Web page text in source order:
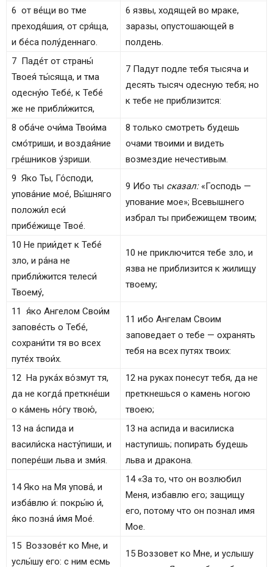
6 от ве́щи во тме
преходя́шия, от сря́ща,
и бе́са полу́деннаго.
6 язвы, ходящей во мраке,
заразы, опустошающей в
полдень.
7 Паде́т от страны́
Твоея́ ты́сяща, и тма
одесну́ю Тебе́, к Тебе́
же не прибли́жится,
7 Падут подле тебя тысяча и
десять тысяч одесную тебя; но
к тебе не приблизится:
8 оба́че очи́ма Твои́ма
смо́триши, и воздая́ние
гре́шников у́зриши.
8 только смотреть будешь
очами твоими и видеть
возмездие нечестивым.
9 Яко Ты, Го́споди,
упова́ние мое́, Вы́шняго
положи́л еси́
прибе́жище Твое́.
9 Ибо ты сказал:«Господь —
упование мое»; Всевышнего
избрал ты прибежищем твоим;
10 Не прии́дет к Тебе́
зло, и ра́на не
прибли́жится телеси́
Твоему́,
10 не приключится тебе зло, и
язва не приблизится к жилищу
твоему;
11 я́ко Ангелом Свои́м
запове́сть о Тебе́,
сохрани́ти тя во всех
путе́х твои́х.
11 ибо Ангелам Своим
заповедает о тебе — охранять
тебя на всех путях твоих:
12 На рука́х во́змут тя,
да не когда́ преткне́ши
о ка́мень но́гу твою́,
12 на руках понесут тебя, да не
преткнешься о камень ногою
твоею;
13 на а́спида и
васили́ска насту́пиши, и
попере́ши льва и зми́я.
13 на аспида и василиска
наступишь; попирать будешь
льва и дракона.
14 Яко на Мя упова́, и
изба́влю и́: покры́ю и́,
я́ко позна́ и́мя Мое́.
14 «За то, что он возлюбил
Меня, избавлю его; защищу
его, потому что он познал имя
Мое.
15 Воззове́т ко Мне, и
услы́шу его: с ним есмь
15 Воззовет ко Мне, и услышу